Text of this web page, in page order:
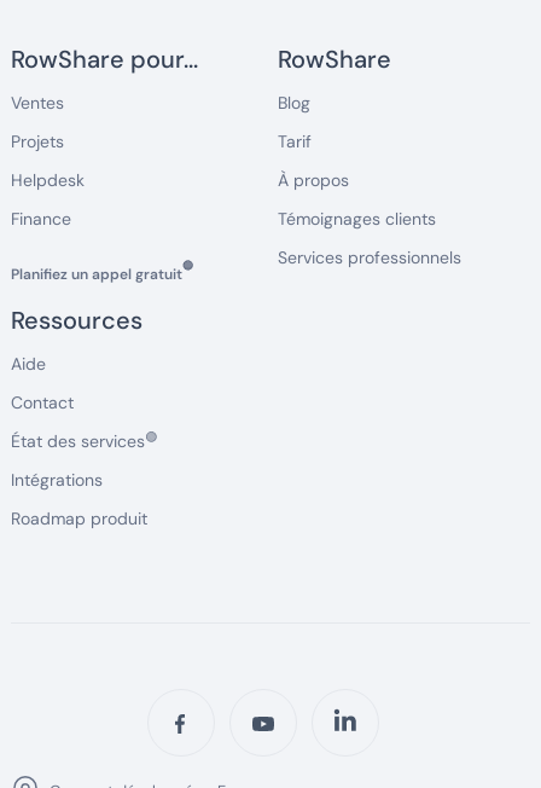
RowShare pour...
Ventes
Projets
Helpdesk
Finance
Planifiez un appel gratuit🔵
RowShare
Blog
Tarif
À propos
Témoignages clients
Services professionnels
Ressources
Aide
Contact
État des services🟢
Intégrations
Roadmap produit